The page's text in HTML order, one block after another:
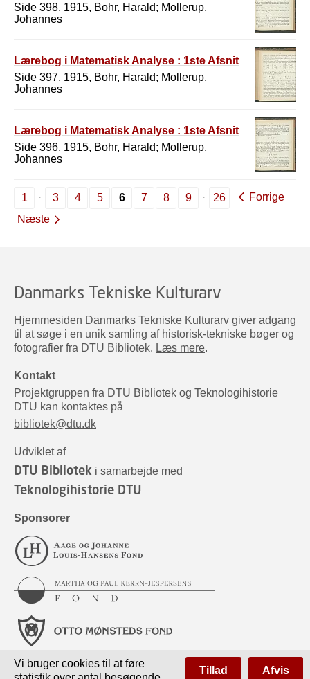
Side 398, 1915, Bohr, Harald; Mollerup,
Johannes
Lærebog i Matematisk Analyse : 1ste Afsnit
Side 397, 1915, Bohr, Harald; Mollerup,
Johannes
Lærebog i Matematisk Analyse : 1ste Afsnit
Side 396, 1915, Bohr, Harald; Mollerup,
Johannes
1 3 4 5 6 7 8 9 26
Forrige
Næste
Danmarks Tekniske Kulturarv
Hjemmesiden Danmarks Tekniske Kulturarv giver adgang
til at søge i en unik samling af historisk-tekniske bøger og
fotografier fra DTU Bibliotek. Læs mere.
Kontakt
Projektgruppen fra DTU Bibliotek og Teknologihistorie
DTU kan kontaktes på
bibliotek@dtu.dk
Udviklet af
DTU Bibliotek i samarbejde med
Teknologihistorie DTU
Sponsorer
Vi bruger cookies til at føre
Tillad Afvis